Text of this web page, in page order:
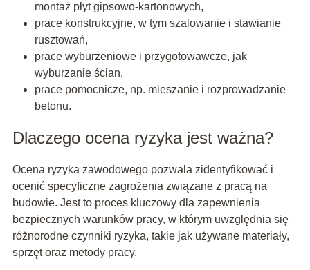
montaż płyt gipsowo-kartonowych,
prace konstrukcyjne, w tym szalowanie i stawianie
rusztowań,
prace wyburzeniowe i przygotowawcze, jak
wyburzanie ścian,
prace pomocnicze, np. mieszanie i rozprowadzanie
betonu.
Dlaczego ocena ryzyka jest ważna?
Ocena ryzyka zawodowego pozwala zidentyfikować i
ocenić specyficzne zagrożenia związane z pracą na
budowie. Jest to proces kluczowy dla zapewnienia
bezpiecznych warunków pracy, w którym uwzględnia się
różnorodne czynniki ryzyka, takie jak używane materiały,
sprzęt oraz metody pracy.